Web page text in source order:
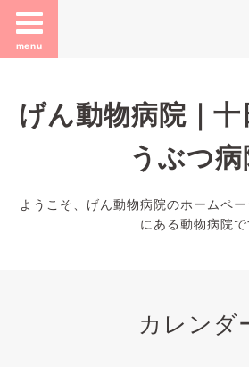
menu
げん動物病院｜
うぶつ
ようこそ、げん動物病院のホームペ
にある動物病院で
カレンダ